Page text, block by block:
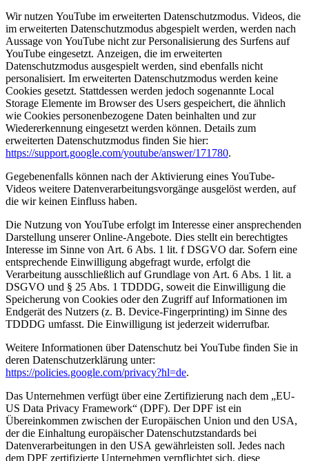
Wir nutzen YouTube im erweiterten Datenschutzmodus. Videos, die
im erweiterten Datenschutzmodus abgespielt werden, werden nach
Aussage von YouTube nicht zur Personalisierung des Surfens auf
YouTube eingesetzt. Anzeigen, die im erweiterten
Datenschutzmodus ausgespielt werden, sind ebenfalls nicht
personalisiert. Im erweiterten Datenschutzmodus werden keine
Cookies gesetzt. Stattdessen werden jedoch sogenannte Local
Storage Elemente im Browser des Users gespeichert, die ähnlich
wie Cookies personenbezogene Daten beinhalten und zur
Wiedererkennung eingesetzt werden können. Details zum
erweiterten Datenschutzmodus finden Sie hier:
https://support.google.com/youtube/answer/171780.
Gegebenenfalls können nach der Aktivierung eines YouTube-
Videos weitere Datenverarbeitungsvorgänge ausgelöst werden, auf
die wir keinen Einfluss haben.
Die Nutzung von YouTube erfolgt im Interesse einer ansprechenden
Darstellung unserer Online-Angebote. Dies stellt ein berechtigtes
Interesse im Sinne von Art. 6 Abs. 1 lit. f DSGVO dar. Sofern eine
entsprechende Einwilligung abgefragt wurde, erfolgt die
Verarbeitung ausschließlich auf Grundlage von Art. 6 Abs. 1 lit. a
DSGVO und § 25 Abs. 1 TDDDG, soweit die Einwilligung die
Speicherung von Cookies oder den Zugriff auf Informationen im
Endgerät des Nutzers (z. B. Device-Fingerprinting) im Sinne des
TDDDG umfasst. Die Einwilligung ist jederzeit widerrufbar.
Weitere Informationen über Datenschutz bei YouTube finden Sie in
deren Datenschutzerklärung unter:
https://policies.google.com/privacy?hl=de.
Das Unternehmen verfügt über eine Zertifizierung nach dem „EU-
US Data Privacy Framework“ (DPF). Der DPF ist ein
Übereinkommen zwischen der Europäischen Union und den USA,
der die Einhaltung europäischer Datenschutzstandards bei
Datenverarbeitungen in den USA gewährleisten soll. Jedes nach
dem DPF zertifizierte Unternehmen verpflichtet sich, diese